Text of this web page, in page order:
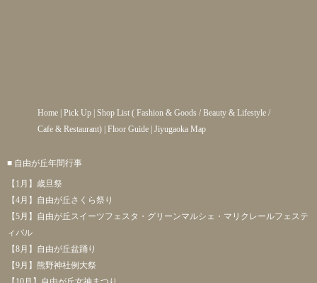
Home| Pick Up| Shop List( Fashion & Goods / Beauty & Lifestyle/
Cafe & Restaurant) | Floor Guide| Jiyugaoka Map
■ 自由が丘年間行事
【1月】歳旦祭
【4月】自由が丘さくら祭り
【5月】自由が丘スイーツフェスタ・グリーンマルシェ・マリクレールフェステ
ィバル
【8月】自由が丘盆踊り
【9月】熊野神社例大祭